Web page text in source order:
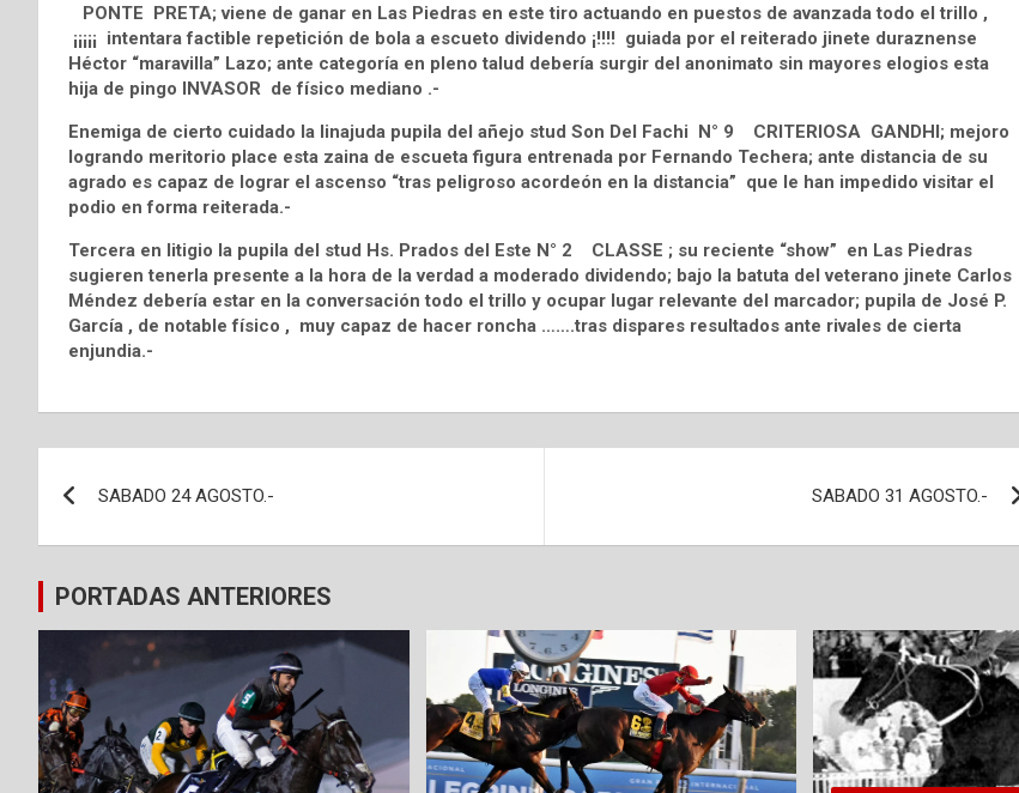
PONTE PRETA; viene de ganar en Las Piedras en este tiro actuando en puestos de avanzada todo el trillo ,
¡¡¡¡¡ intentara factible repetición de bola a escueto dividendo ¡!!!! guiada por el reiterado jinete duraznense
Héctor “maravilla” Lazo; ante categoría en pleno talud debería surgir del anonimato sin mayores elogios esta
hija de pingo INVASOR de físico mediano .-
Enemiga de cierto cuidado la linajuda pupila del añejo stud Son Del Fachi N° 9 CRITERIOSA GANDHI; mejoro
logrando meritorio place esta zaina de escueta figura entrenada por Fernando Techera; ante distancia de su
agrado es capaz de lograr el ascenso “tras peligroso acordeón en la distancia” que le han impedido visitar el
podio en forma reiterada.-
Tercera en litigio la pupila del stud Hs. Prados del Este N° 2 CLASSE ; su reciente “show” en Las Piedras
sugieren tenerla presente a la hora de la verdad a moderado dividendo; bajo la batuta del veterano jinete Carlos
Méndez debería estar en la conversación todo el trillo y ocupar lugar relevante del marcador; pupila de José P.
García , de notable físico , muy capaz de hacer roncha …….tras dispares resultados ante rivales de cierta
enjundia.-
de
entradas
SABADO 24 AGOSTO.- SABADO 31 AGOSTO.-
PORTADAS ANTERIORES